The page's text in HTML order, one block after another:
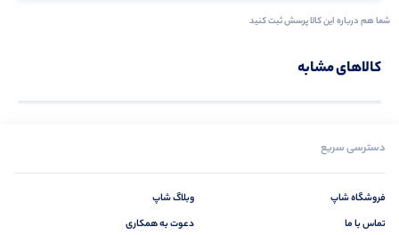
شما هم درباره این کالا پرسش ثبت کنید
کالاهای مشابه
دسترسی سریع
فروشگاه شاپ
تماس با ما
وبلاگ شاپ
دعوت به همکاری